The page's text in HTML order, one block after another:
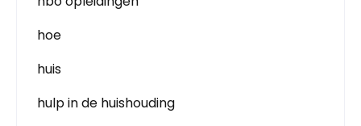
hoe
huis
hulp in de huishouding